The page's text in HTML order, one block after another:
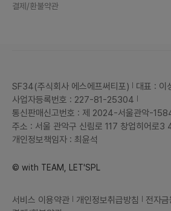
결제/환불약관
SF34(주식회사 에스에프써티포)
대표 : 이
사업자등록번호 : 227-81-25304
통신판매신고번호 : 제 2024-서울관악-
주소 : 서울 관악구 신림로 117 창업히어로3
개인정보책임자 : 최윤석
© with TEAM, LET'SPL
서비스 이용약관 개인정보취급방침
전자